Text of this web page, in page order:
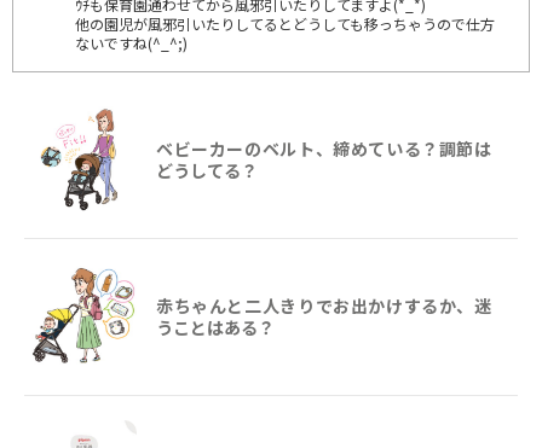
他の園児が風邪引いたりしてるとどうしても移っちゃうので仕方
ないですね(^_^;)
ベビーカーのベルト、締めている？調節は
どうしてる？
赤ちゃんと二人きりでお出かけするか、迷
うことはある？